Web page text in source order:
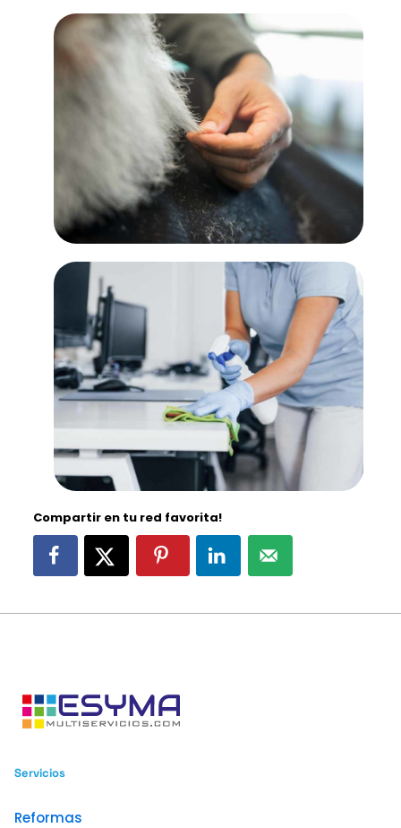
Compartir en tu red favorita!
Servicios
Reformas